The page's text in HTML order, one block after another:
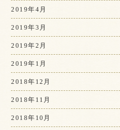
2019年4月
2019年3月
2019年2月
2019年1月
2018年12月
2018年11月
2018年10月